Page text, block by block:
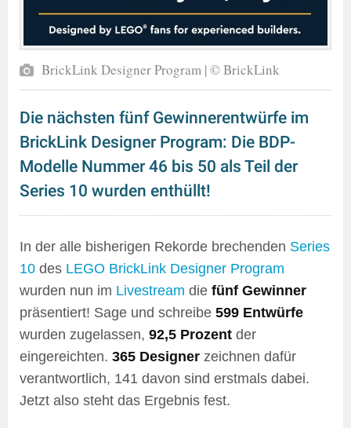
BrickLink Designer Program | © BrickLink
Die nächsten fünf Gewinnerentwürfe im
BrickLink Designer Program: Die BDP-
Modelle Nummer 46 bis 50 als Teil der
Series 10 wurden enthüllt!
In der alle bisherigen Rekorde brechenden Series
10 des LEGO BrickLink Designer Program
wurden nun im Livestream die fünf Gewinner
präsentiert! Sage und schreibe 599 Entwürfe
wurden zugelassen, 92,5 Prozent der
eingereichten. 365 Designer zeichnen dafür
verantwortlich, 141 davon sind erstmals dabei.
Jetzt also steht das Ergebnis fest.